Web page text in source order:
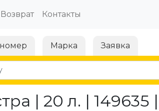
Возврат Контакты
Марка Заявка
| 20 л. | 149635